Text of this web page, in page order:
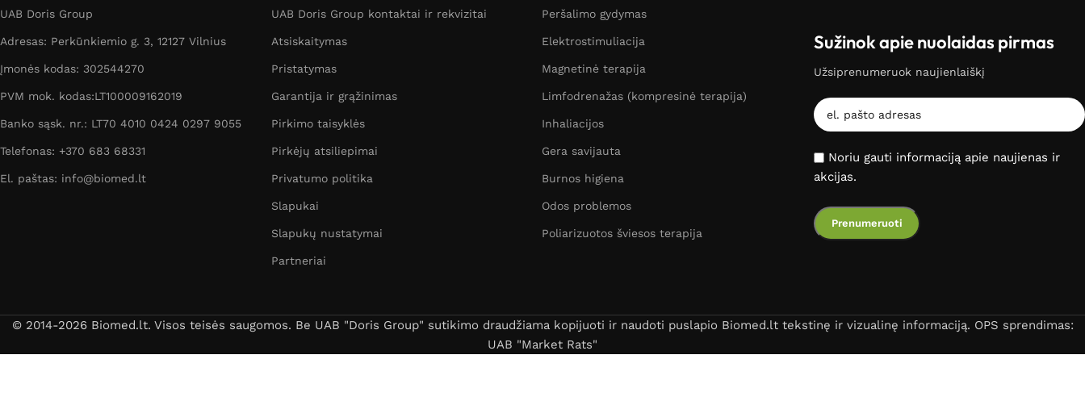
UAB Doris Group
Adresas: Perkūnkiemio g. 3, 12127 Vilnius
Įmonės kodas: 302544270
PVM mok. kodas:LT100009162019
Banko sąsk. nr.: LT70 4010 0424 0297 9055
Telefonas: +370 683 68331
El. paštas: info@biomed.lt
UAB Doris Group kontaktai ir rekvizitai
Atsiskaitymas
Pristatymas
Garantija ir grąžinimas
Pirkimo taisyklės
Pirkėjų atsiliepimai
Privatumo politika
Slapukai
Slapukų nustatymai
Partneriai
Peršalimo gydymas
Elektrostimuliacija
Magnetinė terapija
Limfodrenažas (kompresinė terapija)
Inhaliacijos
Gera savijauta
Burnos higiena
Odos problemos
Poliarizuotos šviesos terapija
Sužinok apie nuolaidas pirmas
Užsiprenumeruok naujienlaiškį
Noriu gauti informaciją apie naujienas ir
akcijas.
© 2014-2026 Biomed.lt. Visos teisės saugomos. Be UAB "Doris Group" sutikimo draudžiama kopijuoti ir naudoti puslapio Biomed.lt tekstinę ir vizualinę informaciją. OPS sprendimas:
UAB "Market Rats"